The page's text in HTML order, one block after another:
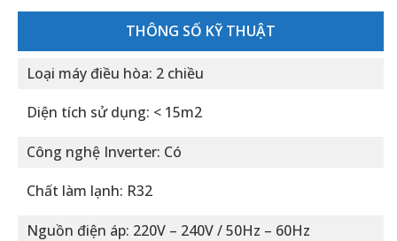
THÔNG SỐ KỸ THUẬT
Loại máy điều hòa: 2 chiều
Diện tích sử dụng: < 15m2
Công nghệ Inverter: Có
Chất làm lạnh: R32
Nguồn điện áp: 220V – 240V / 50Hz – 60Hz